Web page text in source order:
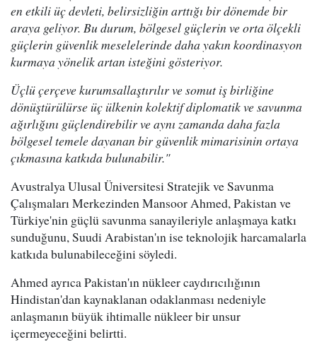
en etkili üç devleti, belirsizliğin arttığı bir dönemde bir
araya geliyor. Bu durum, bölgesel güçlerin ve orta ölçekli
güçlerin güvenlik meselelerinde daha yakın koordinasyon
kurmaya yönelik artan isteğini gösteriyor.
Üçlü çerçeve kurumsallaştırılır ve somut iş birliğine
dönüştürülürse üç ülkenin kolektif diplomatik ve savunma
ağırlığını güçlendirebilir ve aynı zamanda daha fazla
bölgesel temele dayanan bir güvenlik mimarisinin ortaya
çıkmasına katkıda bulunabilir."
Avustralya Ulusal Üniversitesi Stratejik ve Savunma
Çalışmaları Merkezinden Mansoor Ahmed, Pakistan ve
Türkiye'nin güçlü savunma sanayileriyle anlaşmaya katkı
sunduğunu, Suudi Arabistan'ın ise teknolojik harcamalarla
katkıda bulunabileceğini söyledi.
Ahmed ayrıca Pakistan'ın nükleer caydırıcılığının
Hindistan'dan kaynaklanan odaklanması nedeniyle
anlaşmanın büyük ihtimalle nükleer bir unsur
içermeyeceğini belirtti.